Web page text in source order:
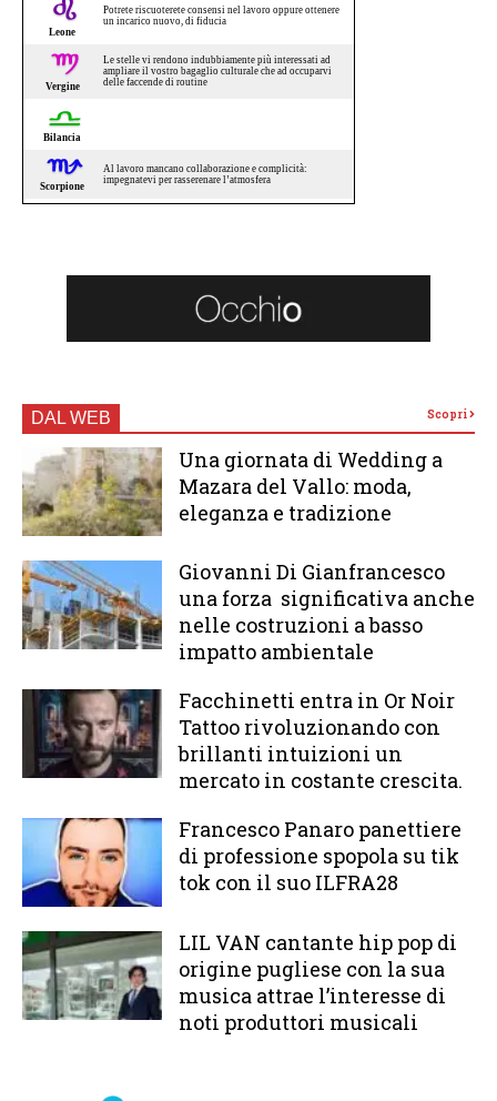
DAL WEB Scopri
Una giornata di Wedding a
Mazara del Vallo: moda,
eleganza e tradizione
Giovanni Di Gianfrancesco
una forza significativa anche
nelle costruzioni a basso
impatto ambientale
Facchinetti entra in Or Noir
Tattoo rivoluzionando con
brillanti intuizioni un
mercato in costante crescita.
Francesco Panaro panettiere
di professione spopola su tik
tok con il suo ILFRA28
LIL VAN cantante hip pop di
origine pugliese con la sua
musica attrae l’interesse di
noti produttori musicali